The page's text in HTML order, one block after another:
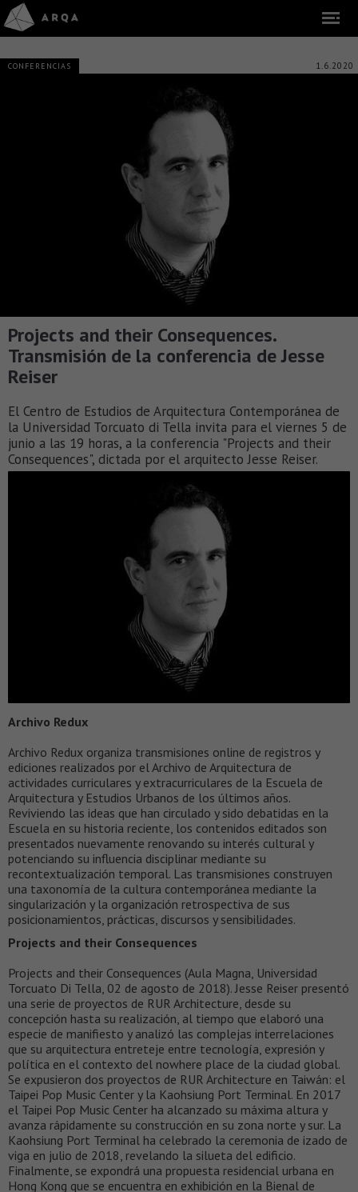
CONFERENCIAS 1.6.2020
Projects and their Consequences.
Transmisión de la conferencia de Jesse
Reiser
El Centro de Estudios de Arquitectura Contemporánea de
la Universidad Torcuato di Tella invita para el viernes 5 de
junio a las 19 horas, a la conferencia "Projects and their
Consequences", dictada por el arquitecto Jesse Reiser.
Archivo Redux
Archivo Redux organiza transmisiones online de registros y
ediciones realizados por el Archivo de Arquitectura de
actividades curriculares y extracurriculares de la Escuela de
Arquitectura y Estudios Urbanos de los últimos años.
Reviviendo las ideas que han circulado y sido debatidas en la
Escuela en su historia reciente, los contenidos editados son
presentados nuevamente renovando su interés cultural y
potenciando su influencia disciplinar mediante su
recontextualización temporal. Las transmisiones construyen
una taxonomía de la cultura contemporánea mediante la
singularización y la organización retrospectiva de sus
posicionamientos, prácticas, discursos y sensibilidades.
Projects and their Consequences
Projects and their Consequences (Aula Magna, Universidad
Torcuato Di Tella, 02 de agosto de 2018). Jesse Reiser presentó
una serie de proyectos de RUR Architecture, desde su
concepción hasta su realización, al tiempo que elaboró una
especie de manifiesto y analizó las complejas interrelaciones
que su arquitectura entreteje entre tecnología, expresión y
política en el contexto del nowhere place de la ciudad global.
Se expusieron dos proyectos de RUR Architecture en Taiwán: el
Taipei Pop Music Center y la Kaohsiung Port Terminal. En 2017
el Taipei Pop Music Center ha alcanzado su máxima altura y
avanza rápidamente su construcción en su zona norte y sur. La
Kaohsiung Port Terminal ha celebrado la ceremonia de izado de
viga en julio de 2018, revelando la silueta del edificio.
Finalmente, se expondrá una propuesta residencial urbana en
Hong Kong que se encuentra en exhibición en la Bienal de